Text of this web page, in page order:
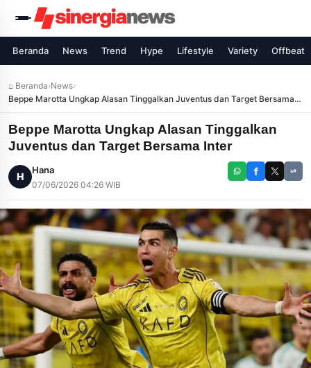
Beranda News Trend Hype Lifestyle Variety Offbeat
⌂ Beranda›News›
Beppe Marotta Ungkap Alasan Tinggalkan Juventus dan Target Bersama
Inter
Beppe Marotta Ungkap Alasan Tinggalkan
Juventus dan Target Bersama Inter
H
Hana
07/06/2026 04:26 WIB